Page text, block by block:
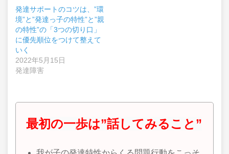
発達サポートのコツは、”環
境”と”発達っ子の特性”と”親
の特性”の「3つの切り口」
に優先順位をつけて整えて
いく
2022年5月15日
発達障害
最初の一歩は”話してみること”